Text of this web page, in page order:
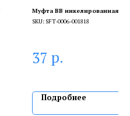
Муфта ВВ никелированная 1/8
SKU: SFT-0006-001818
37 р.
Подробнее